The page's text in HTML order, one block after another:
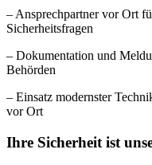
– Ansprechpartner vor Ort
Sicherheitsfragen
– Dokumentation und
Behörden
– Einsatz modernster
vor Ort
Ihre Sicherheit ist